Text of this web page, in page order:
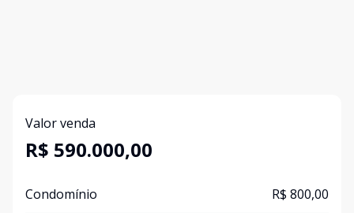
Valor venda
R$ 590.000,00
Condomínio R$ 800,00